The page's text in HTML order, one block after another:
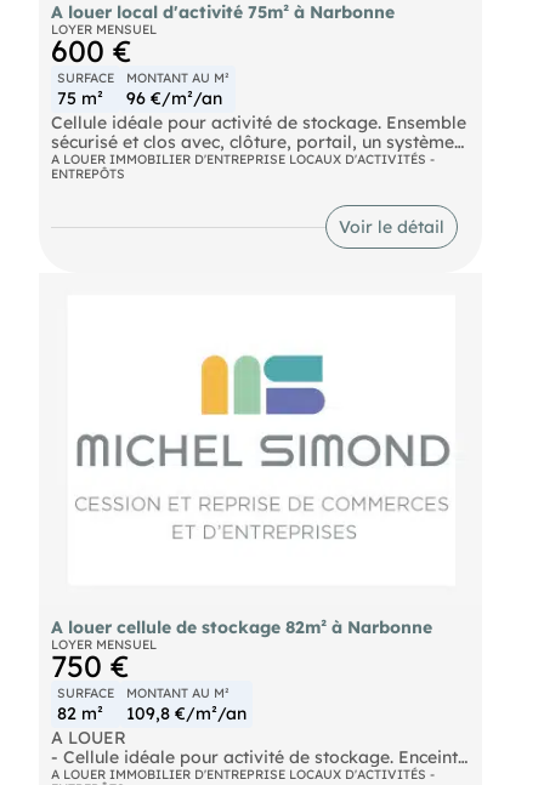
A louer local d'activité 75m² à Narbonne
LOYER MENSUEL
600 €
SURFACE
75 m²
MONTANT AU M²
96 €/m²/an
Cellule idéale pour activité de stockage. Ensemble
sécurisé et clos avec, clôture, portail, un système
de contrôle d'accès et de vidéosurveillance avec
serveur. Environnement calme et discret. Accès
poids lourds. Proche autoroute, dossier sur
demande. Loyer mensuel : 600 HT€
A LOUER IMMOBILIER D'ENTREPRISE LOCAUX D'ACTIVITÉS -
ENTREPÔTS
Voir le détail
A louer cellule de stockage 82m² à Narbonne
LOYER MENSUEL
750 €
SURFACE
82 m²
MONTANT AU M²
109,8 €/m²/an
A LOUER
- Cellule idéale pour activité de stockage. Enceinte
sécurisée, proche de l'autoroute. Gaines et fluides
A LOUER IMMOBILIER D'ENTREPRISE LOCAUX D'ACTIVITÉS -